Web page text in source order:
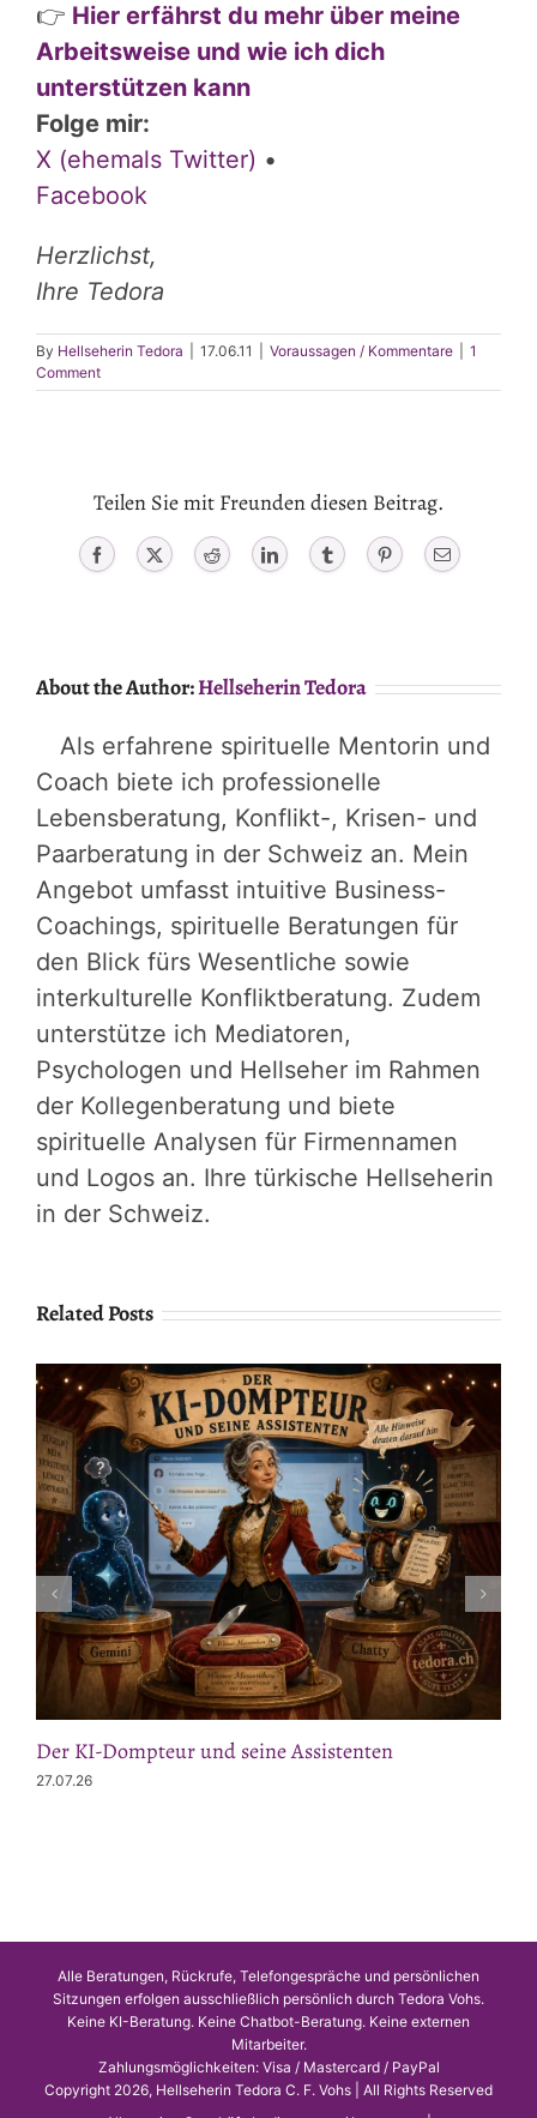
👉 Hier erfährst du mehr über meine
Arbeitsweise und wie ich dich
unterstützen kann
Folge mir:
X (ehemals Twitter) •
Facebook
Herzlichst,
Ihre Tedora
By Hellseherin Tedora 17.06.11 Voraussagen / Kommentare
1
Comment
Teilen Sie mit Freunden diesen Beitrag.
Facebook X Reddit LinkedIn Tumblr PinterestEmail
About the Author:Hellseherin Tedora
Als erfahrene spirituelle Mentorin und
Coach biete ich professionelle
Lebensberatung, Konflikt-, Krisen- und
Paarberatung in der Schweiz an. Mein
Angebot umfasst intuitive Business-
Coachings, spirituelle Beratungen für
den Blick fürs Wesentliche sowie
interkulturelle Konfliktberatung. Zudem
unterstütze ich Mediatoren,
Psychologen und Hellseher im Rahmen
der Kollegenberatung und biete
spirituelle Analysen für Firmennamen
und Logos an. Ihre türkische Hellseherin
in der Schweiz.
Related Posts
Der KI-Dompteur und seine Assistenten
27.07.26
Alle Beratungen, Rückrufe, Telefongespräche und persönlichen
Sitzungen erfolgen ausschließlich persönlich durch Tedora Vohs.
Keine KI-Beratung. Keine Chatbot-Beratung. Keine externen
Mitarbeiter.
Zahlungsmöglichkeiten: Visa / Mastercard / PayPal
Copyright 2026, Hellseherin Tedora C. F. Vohs | All Rights Reserved